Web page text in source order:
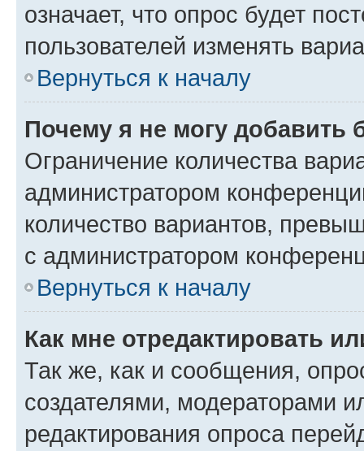
означает, что опрос будет
пользователей изменять
Вернуться к началу
Почему я не могу добавить
Ограничение количества
администратором
количество вариантов,
с администратором
Вернуться к началу
Как мне отредактировать
Так же, как и сообщения,
создателями, модераторами
редактирования опроса